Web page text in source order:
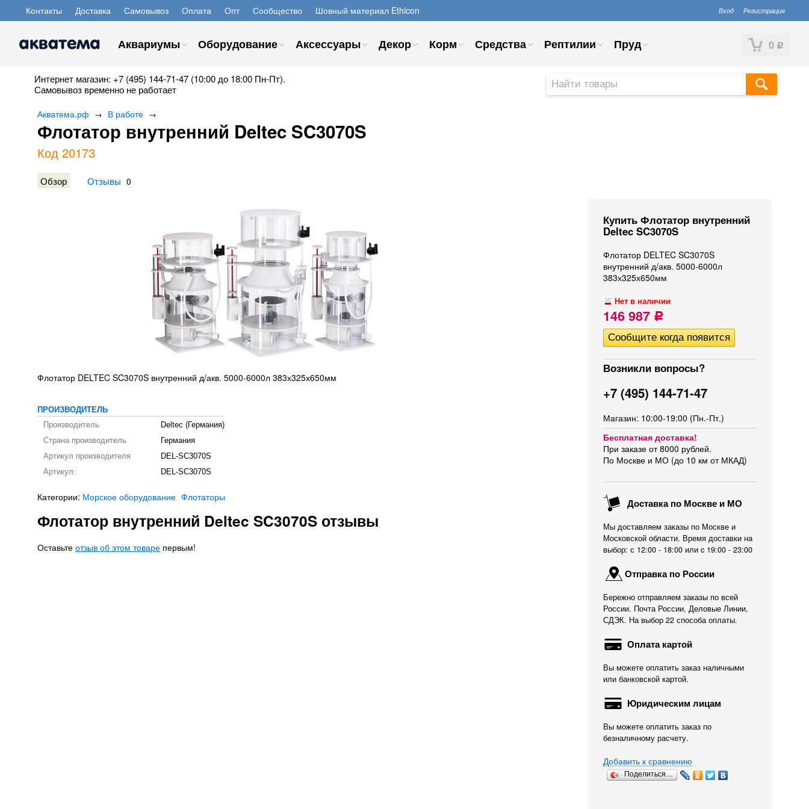
Контакты Доставка Самовывоз Оплата Опт Сообщество Шовный материал Ethicon Вход Регистрация
0 Р
Аквариумы Оборудование Аксессуары Декор Корм Средства Рептилии Пруд
Интернет магазин: +7 (495) 144-71-47 (10:00 до 18:00 Пн-Пт).
Самовывоз временно не работает
Акватема.рф → В работе →
Флотатор внутренний Deltec SC3070S
Код 20173
Обзор Отзывы 0
Купить Флотатор внутренний
Deltec SC3070S
Флотатор DELTEC SC3070S
внутренний д/акв. 5000-6000л
383х325х650мм
Нет в наличии
146 987 Р
Возникли вопросы?
+7 (495) 144-71-47
Магазин: 10:00-19:00 (Пн.-Пт.)
Бесплатная доставка!
При заказе от 8000 рублей.
По Москве и МО (до 10 км от МКАД)
Доставка по Москве и МО
Мы доставляем заказы по Москве и
Московской области. Время доставки на
выбор: с 12:00 - 18:00 или c 19:00 - 23:00
Отправка по России
Бережно отправляем заказы по всей
России. Почта России, Деловые Линии,
СДЭК. На выбор 22 способа оплаты.
Оплата картой
Вы можете оплатить заказ наличными
или банковской картой.
Юридическим лицам
Вы можете оплатить заказ по
безналичному расчету.
Добавить к сравнению
Поделиться…
Флотатор DELTEC SC3070S внутренний д/акв. 5000-6000л 383х325х650мм
ПРОИЗВОДИТЕЛЬ
Производитель
Deltec (Германия)
Страна производитель
Германия
Артикул производителя
DEL-SC3070S
Артикул:
DEL-SC3070S
Категории: Морское оборудование Флотаторы
Флотатор внутренний Deltec SC3070S отзывы
Оставьте отзыв об этом товаре первым!